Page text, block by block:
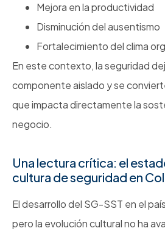
Mejora en la productividad
Disminución del ausentismo
Fortalecimiento del clima
En este contexto, la seguridad
componente aislado y se
que impacta directamente la
negocio.
Una lectura crítica: el
cultura de seguridad en
El desarrollo del SG-SST en el
pero la evolución cultural no ha